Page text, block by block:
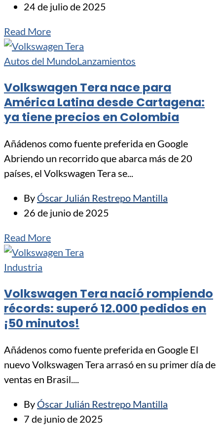
24 de julio de 2025
Read More
Autos del MundoLanzamientos
Volkswagen Tera nace para
América Latina desde Cartagena:
ya tiene precios en Colombia
Añádenos como fuente preferida en Google
Abriendo un recorrido que abarca más de 20
países, el Volkswagen Tera se...
By Óscar Julián Restrepo Mantilla
26 de junio de 2025
Read More
Industria
Volkswagen Tera nació rompiendo
récords: superó 12.000 pedidos en
¡50 minutos!
Añádenos como fuente preferida en Google El
nuevo Volkswagen Tera arrasó en su primer día de
ventas en Brasil....
By Óscar Julián Restrepo Mantilla
7 de junio de 2025